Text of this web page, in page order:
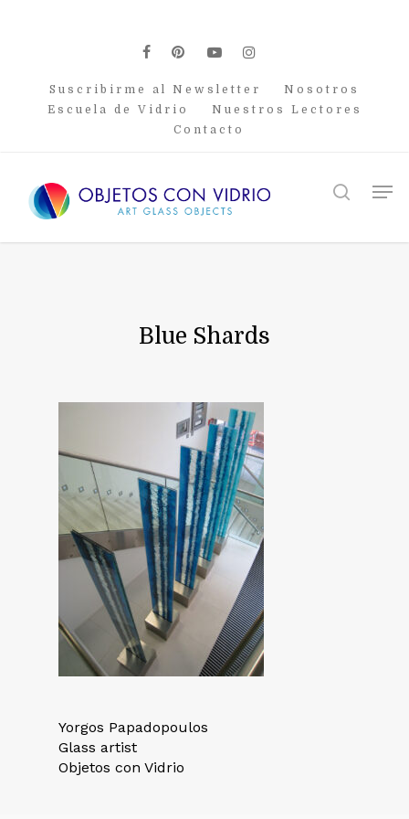
facebook
pinterest
youtubeinstagram
Suscribirme al Newsletter
Nosotros
Escuela de Vidrio
Nuestros Lectores
Contacto
search
Blue Shards
Yorgos Papadopoulos
Glass artist
Objetos con Vidrio